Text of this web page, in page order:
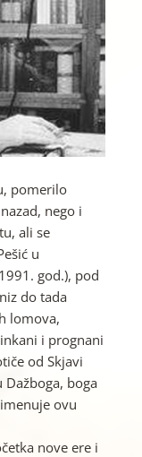
pomerilo
nego i
ali se
u
god.), pod
do tada
lomova,
i prognani
od Skjavi
boga
ovu
nove ere i